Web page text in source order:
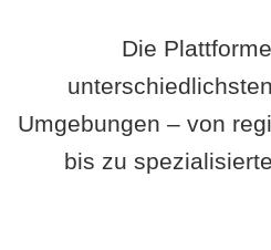
Die
Umgebungen – von
bis zu